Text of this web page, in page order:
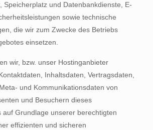
Speicherplatz und Datenbankdienste, E-
sowie technische
die wir zum Zwecke des Betriebs
einsetzen.
wir, bzw. unser Hostinganbieter
Inhaltsdaten, Vertragsdaten,
und Kommunikationsdaten von
und Besuchern dieses
auf Grundlage unserer berechtigten
effizienten und sicheren